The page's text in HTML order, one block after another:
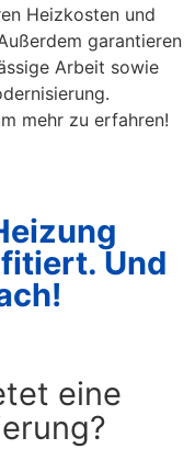
Heizkosten und
garantieren
Arbeit sowie
mehr zu erfahren!
Und
eine